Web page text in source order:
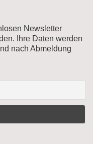
Newsletter
Ihre Daten werden
nach Abmeldung